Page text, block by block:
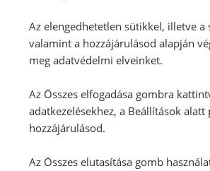
Az elengedhetetlen sütikkel, illetve
valamint a hozzájárulásod alapján
meg adatvédelmi elveinket.
Az Összes elfogadása gombra
adatkezelésekhez, a Beállítások
hozzájárulásod.
Az Összes elutasítása gomb